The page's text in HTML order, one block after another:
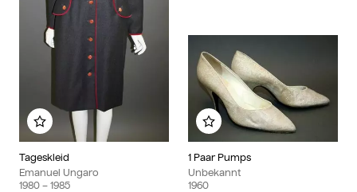
Tageskleid
Emanuel Ungaro
1980 – 1985
Zu meinem Album hinzufügen
1 Paar Pumps
Unbekannt
1960
Zu meinem Album